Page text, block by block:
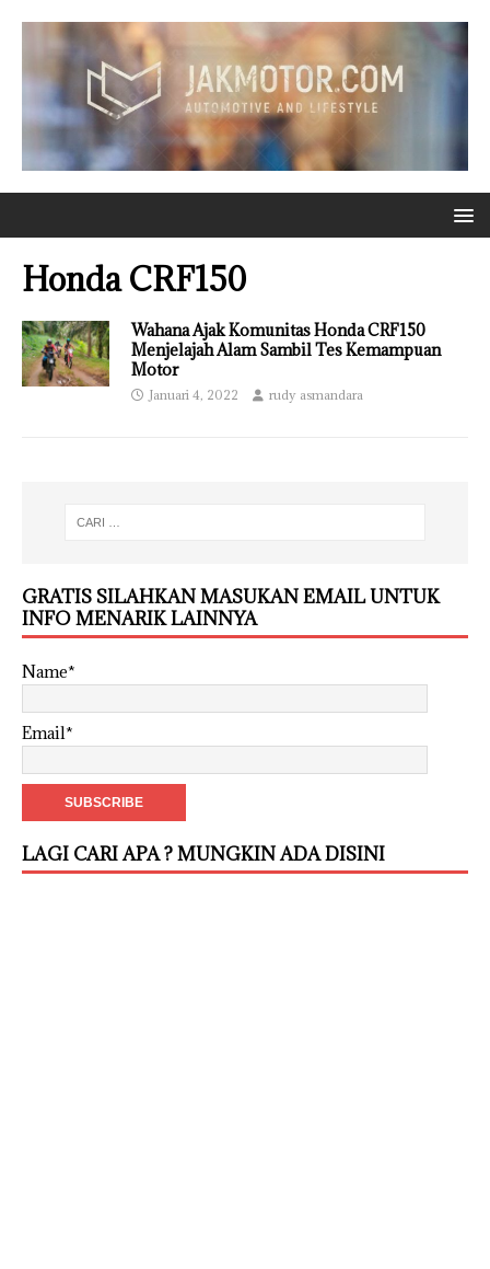
Honda CRF150
Wahana Ajak Komunitas Honda CRF150
Menjelajah Alam Sambil Tes Kemampuan
Motor
Januari 4, 2022 rudy asmandara
GRATIS SILAHKAN MASUKAN EMAIL UNTUK
INFO MENARIK LAINNYA
Name*
Email*
LAGI CARI APA ? MUNGKIN ADA DISINI